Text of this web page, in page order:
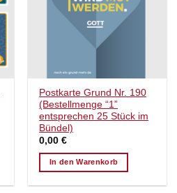
Postkarte Grund Nr. 190
(Bestellmenge “1”
entsprechen 25 Stück im
Bündel)
0,00€
In den Warenkorb